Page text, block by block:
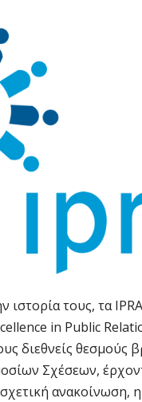
ιστορία τους, τα
in Public
διεθνείς θεσμούς
Σχέσεων,
ανακοίνωση,